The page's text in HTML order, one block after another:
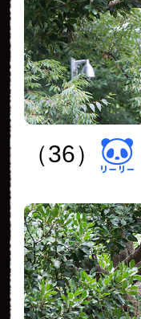
（36）